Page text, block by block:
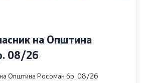
на Општина
08/26
Општина Росоман бр. 08/26